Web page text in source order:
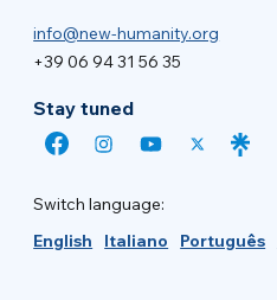
info@new-humanity.org
+39 06 94 31 56 35
Stay tuned
Switch language:
English
Italiano Português